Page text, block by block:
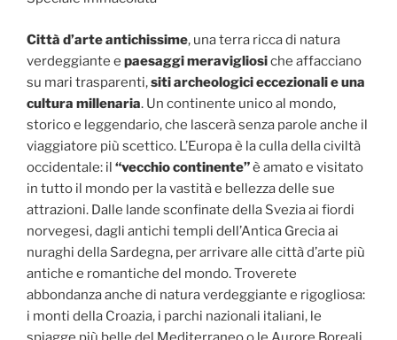
Città d’arte antichissime, una terra ricca di natura
verdeggiante e paesaggi meravigliosiche affacciano
su mari trasparenti,siti archeologici eccezionali e una
cultura millenaria. Un continente unico al mondo,
storico e leggendario, che lascerà senza parole anche il
viaggiatore più scettico. L’Europa è la culla della civiltà
occidentale: il “vecchio continente”è amato e visitato
in tutto il mondo per la vastità e bellezza delle sue
attrazioni. Dalle lande sconfinate della Svezia ai fiordi
norvegesi, dagli antichi templi dell’Antica Grecia ai
nuraghi della Sardegna, per arrivare alle città d’arte più
antiche e romantiche del mondo. Troverete
abbondanza anche di natura verdeggiante e rigogliosa:
i monti della Croazia, i parchi nazionali italiani, le